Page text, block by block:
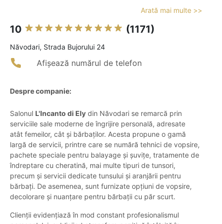
Arată mai multe >>
10 (1171)
Năvodari, Strada Bujorului 24
Afișează numărul de telefon
Despre companie:
Salonul L'Incanto di Ely din Năvodari se remarcă prin
serviciile sale moderne de îngrijire personală, adresate
atât femeilor, cât și bărbaților. Acesta propune o gamă
largă de servicii, printre care se numără tehnici de vopsire,
pachete speciale pentru balayage și șuvițe, tratamente de
îndreptare cu cheratină, mai multe tipuri de tunsori,
precum și servicii dedicate tunsului și aranjării pentru
bărbați. De asemenea, sunt furnizate opțiuni de vopsire,
decolorare și nuanțare pentru bărbații cu păr scurt.
Clienții evidențiază în mod constant profesionalismul